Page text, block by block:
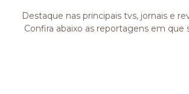
Destaque nas principais tvs, jornais e
Confira abaixo as reportagens em que